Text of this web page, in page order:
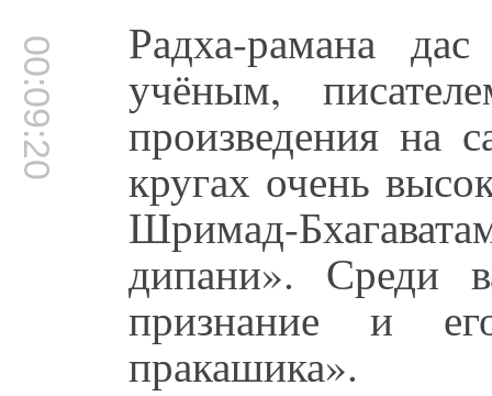
00:09:20 Радха-рамана
учёным,
произведения на
кругах очень
Шримад-
дипани». Среди
признание и
пракашика».